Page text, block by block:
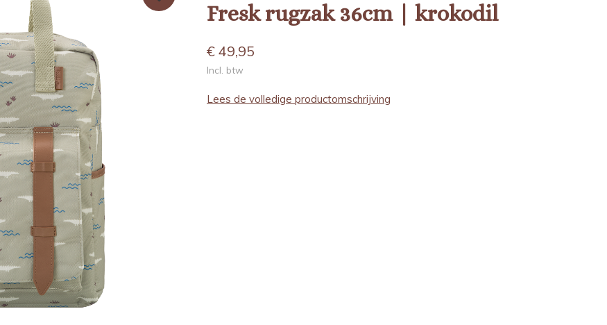
Fresk rugzak 36cm | krokodil
€ 49,95
Incl. btw
Lees de volledige productomschrijving